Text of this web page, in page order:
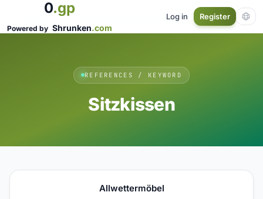
0.gp
Powered by Shrunken.com
Log in Register
REFERENCES / KEYWORD
Sitzkissen
Allwettermöbel